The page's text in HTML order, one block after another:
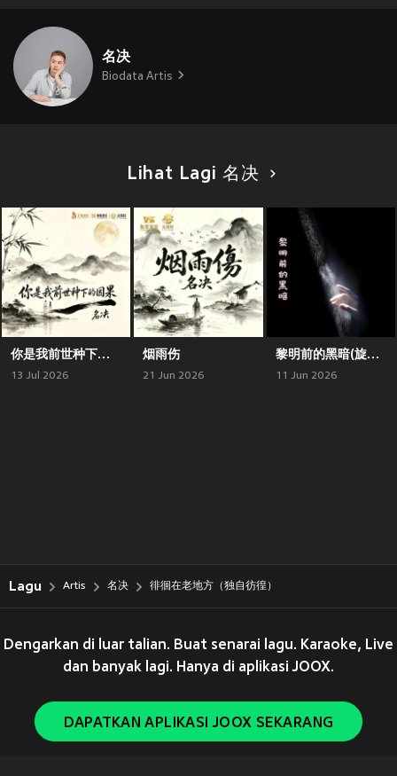
名决
Biodata Artis
Lihat Lagi 名决
你是我前世种下的因果
13 Jul 2026
烟雨伤
21 Jun 2026
黎明前的黑暗(旋律氛围版)
11 Jun 2026
Lagu Artis 名决 徘徊在老地方（独自彷徨）
Dengarkan di luar talian. Buat senarai lagu. Karaoke, Live
dan banyak lagi. Hanya di aplikasi JOOX.
DAPATKAN APLIKASI JOOX SEKARANG